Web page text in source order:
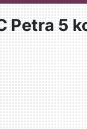
Petra 5